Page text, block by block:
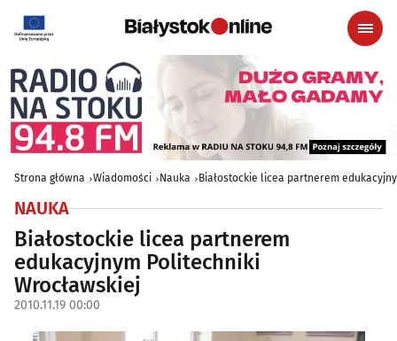
Strona główna Wiadomości Nauka Białostockie licea partnerem
NAUKA
Białostockie licea partnerem
edukacyjnym Politechniki
Wrocławskiej
2010.11.19 00:00